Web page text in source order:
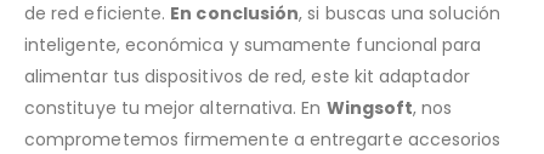
de red eficiente. En conclusión, si buscas una solución
inteligente, económica y sumamente funcional para
alimentar tus dispositivos de red, este kit adaptador
constituye tu mejor alternativa. En Wingsoft, nos
comprometemos firmemente a entregarte accesorios